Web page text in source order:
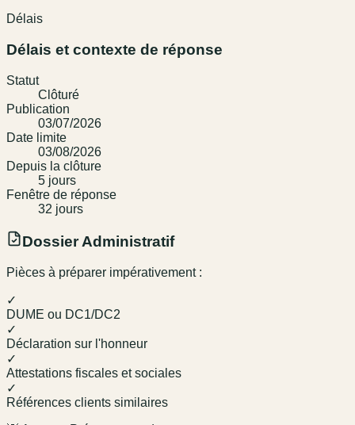
Délais
Délais et contexte de réponse
Statut
Clôturé
Publication
03/07/2026
Date limite
03/08/2026
Depuis la clôture
5 jours
Fenêtre de réponse
32 jours
Dossier Administratif
Pièces à préparer impérativement :
✓
DUME ou DC1/DC2
✓
Déclaration sur l'honneur
✓
Attestations fiscales et sociales
✓
Références clients similaires